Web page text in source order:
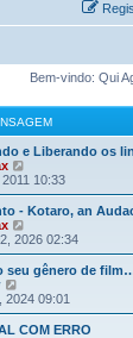
Bem-vindo: Qui
e Liberando os
e
r
ú
t
a
m
e
s
10:33
- Kotaro, an
e
r
ú
t
m
2026 02:34
seu gênero de
e
r
ú
2024 09:01
COM ERRO